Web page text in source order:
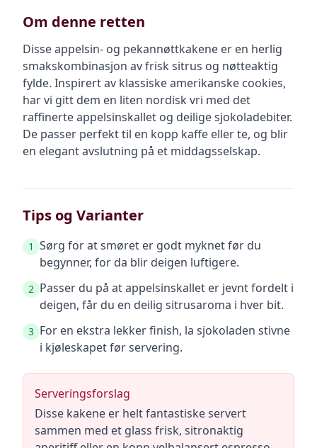
Om denne retten
Disse appelsin- og pekannøttkakene er en herlig
smakskombinasjon av frisk sitrus og nøtteaktig
fylde. Inspirert av klassiske amerikanske cookies,
har vi gitt dem en liten nordisk vri med det
raffinerte appelsinskallet og deilige sjokoladebiter.
De passer perfekt til en kopp kaffe eller te, og blir
en elegant avslutning på et middagsselskap.
Tips og Varianter
1 Sørg for at smøret er godt myknet før du
begynner, for da blir deigen luftigere.
2 Passer du på at appelsinskallet er jevnt fordelt i
deigen, får du en deilig sitrusaroma i hver bit.
3 For en ekstra lekker finish, la sjokoladen stivne
i kjøleskapet før servering.
Serveringsforslag
Disse kakene er helt fantastiske servert
sammen med et glass frisk, sitronaktig